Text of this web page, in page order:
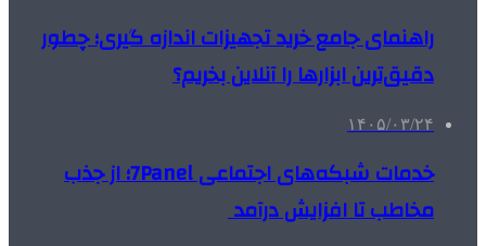
راهنمای جامع خرید تجهیزات اندازه گیری؛ چطور
دقیق‌ترین ابزارها را آنلاین بخریم؟
۱۴۰۵/۰۳/۲۴
خدمات شبکه‌های اجتماعی 7Panel؛ از جذب
مخاطب تا افزایش درآمد